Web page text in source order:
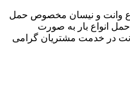
وانت و نیسان مخصوص حمل
انواع بار به صورت
در خدمت مشتریان گرامی